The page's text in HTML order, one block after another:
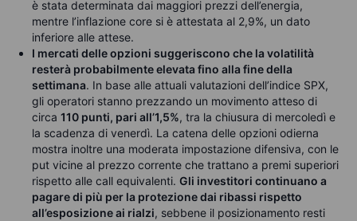
è stata determinata dai maggiori prezzi dell’energia,
mentre l’inflazione core si è attestata al 2,9%, un dato
inferiore alle attese.
I mercati delle opzioni suggeriscono che la volatilità
resterà probabilmente elevata fino alla fine della
settimana. In base alle attuali valutazioni dell’indice SPX,
gli operatori stanno prezzando un movimento atteso di
circa 110 punti, pari all’1,5%, tra la chiusura di mercoledì e
la scadenza di venerdì. La catena delle opzioni odierna
mostra inoltre una moderata impostazione difensiva, con le
put vicine al prezzo corrente che trattano a premi superiori
rispetto alle call equivalenti. Gli investitori continuano a
pagare di più per la protezione dai ribassi rispetto
all’esposizione ai rialzi, sebbene il posizionamento resti